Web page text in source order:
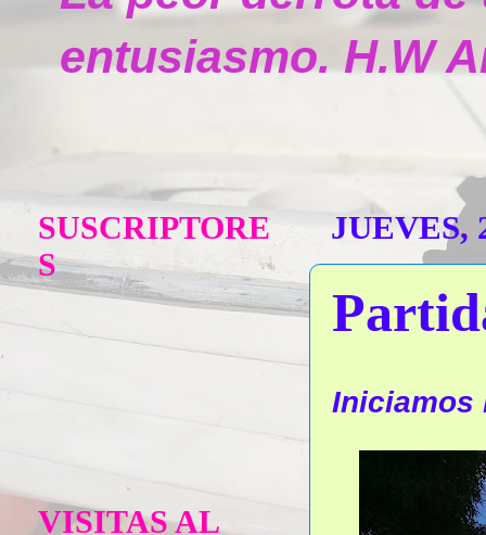
entusiasmo. H.W
JUEVES,
Iniciamos
SUSCRIPTORE
S
VISITAS AL